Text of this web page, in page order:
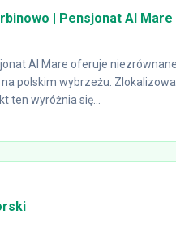
| Pensjonat Al Mare
Al Mare oferuje niezrównane
polskim wybrzeżu.
ten wyróżnia się...